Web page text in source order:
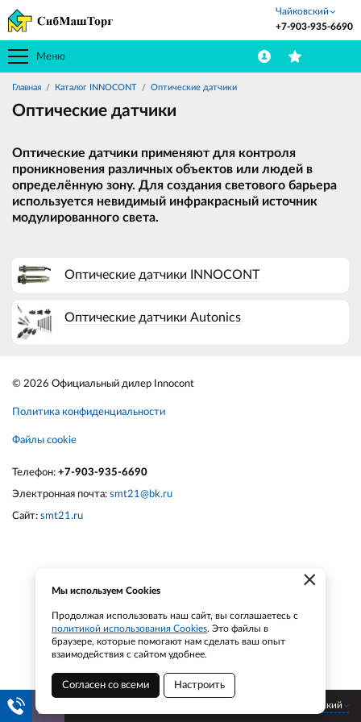
Меню
Чайковский
+7-903-935-6690
Главная Каталог INNOCONT Оптические датчики
Оптические датчики
Оптические датчики применяют для контроля
проникновения различных объектов или людей в
определённую зону. Для создания светового барьера
используется невидимый инфракрасный источник
модулированного света.
Оптические датчики INNOCONT
Оптические датчики Autonics
© 2026 Официальный дилер Innocont
Политика конфиденциальности
Файлы cookie
Телефон: +7-903-935-6690
Электронная почта: smt21@bk.ru
Сайт: smt21.ru
Чайковский
×
Мы используем Cookies
Продолжая использовать наш сайт, вы соглашаетесь с
политикой использования Cookies. Это файлы в
браузере, которые помогают нам сделать ваш опыт
взаимодействия с сайтом удобнее.
Согласен со всеми Настроить